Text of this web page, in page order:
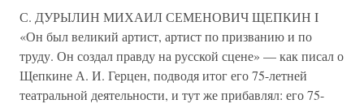
С. ДУРЫЛИН МИХАИЛ СЕМЕНОВИЧ ЩЕПКИН I
«Он был великий артист, артист по призванию и по
труду. Он создал правду на русской сцене» — как писал о
Щепкине А. И. Герцен, подводя итог его 75-летней
театральной деятельности, и тут же прибавлял: его 75-